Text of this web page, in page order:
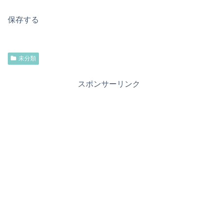
保存する
未分類
スポンサーリンク